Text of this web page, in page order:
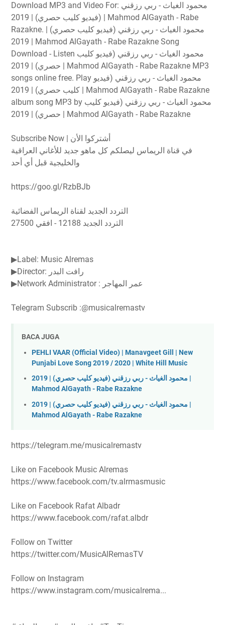
Download MP3 and Video For: محمود الغياث - ربي رزقني
(فيديو كليب حصري) | 2019 | Mahmod AlGayath - Rabe
Razakne. محمود الغياث - ربي رزقني (فيديو كليب حصري) |
2019 | Mahmod AlGayath - Rabe Razakne Song
Download - Listen محمود الغياث - ربي رزقني (فيديو كليب
حصري) | 2019 | Mahmod AlGayath - Rabe Razakne MP3
songs online free. Play محمود الغياث - ربي رزقني (فيديو
كليب حصري) | 2019 | Mahmod AlGayath - Rabe Razakne
album song MP3 by محمود الغياث - ربي رزقني (فيديو كليب
حصري) | 2019 | Mahmod AlGayath - Rabe Razakne
Subscribe Now | أشتركوا الأن
في قناة الريماس ليصلكم كل ماهو جديد للأغاني العراقية
والخليجية قبل أي أحد
https://goo.gl/RzbBJb
التردد الجديد لقناة الريماس الفضائية
التردد الجديد 12188 - افقي 27500
▶Label: Music Alremas
▶Director: رافت البدر
▶Network Administrator : عمر المهاجر
Telegram Subscrib :@musicalremastv
BACA JUGA
PEHLI VAAR (Official Video) | Manavgeet Gill | New
Punjabi Love Song 2019 / 2020 | White Hill Music
محمود الغياث - ربي رزقني (فيديو كليب حصري) | 2019 |
Mahmod AlGayath - Rabe Razakne
محمود الغياث - ربي رزقني (فيديو كليب حصري) | 2019 |
Mahmod AlGayath - Rabe Razakne
https://telegram.me/musicalremastv
Like on Facebook Music Alremas
https://www.facebook.com/tv.alrmasmusic
Like on Facebook Rafat Albadr
https://www.facebook.com/rafat.albdr
Follow on Twitter
https://twitter.com/MusicAlRemasTV
Follow on Instagram
https://www.instagram.com/musicalrema...